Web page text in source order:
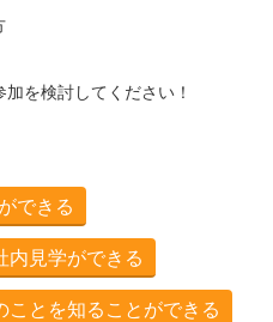
を検討してください！
できる
内見学ができる
ことを知ることができる